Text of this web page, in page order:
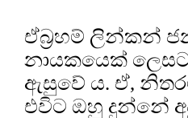
ඒබ්‍රහම් ලින්කන්
නායකයෙක්
ඇසුවේ ය. ඒ,
එවිට ඔහු දුන්නේ